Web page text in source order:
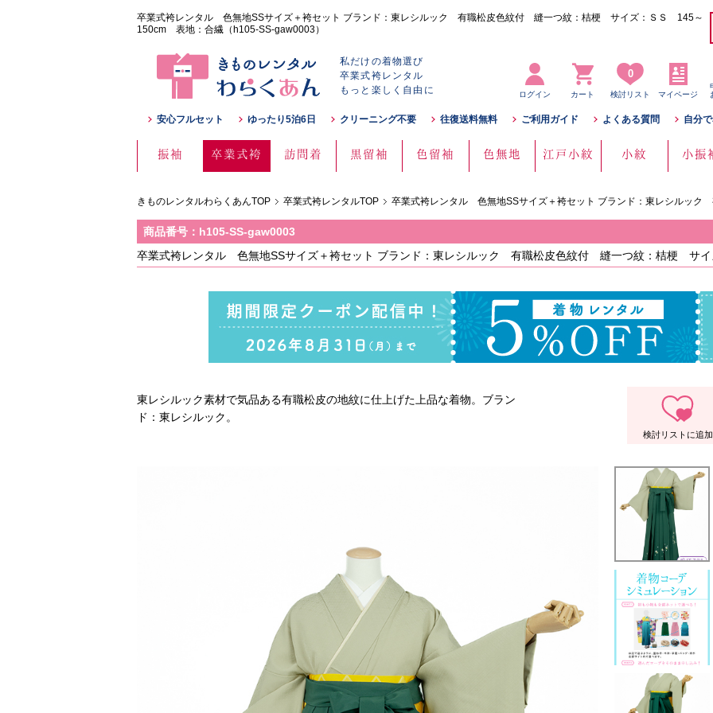
卒業式袴レンタル 色無地SSサイズ＋袴セット ブランド：東レシルック 有職松皮色紋付 縫一つ紋：桔梗 サイズ：ＳＳ 145～
150cm 表地：合繊（h105-SS-gaw0003）
私だけの着物選び
卒業式袴レンタル
もっと楽しく自由に
ログイン カート
0
検討リスト マイページ
安心フルセット ゆったり5泊6日 クリーニング不要 往復送料無料 ご利用ガイド よくある質問 自分
振袖 卒業式袴 訪問着 黒留袖 色留袖 色無地 江戸小紋 小紋 小振
きものレンタルわらくあんTOP 卒業式袴レンタルTOP 卒業式袴レンタル 色無地SSサイズ＋袴セット ブランド：東レシルッ
商品番号：h105-SS-gaw0003
卒業式袴レンタル 色無地SSサイズ＋袴セット ブランド：東レシルック 有職松皮色紋付 縫一つ紋：桔梗 サ
東レシルック素材で気品ある有職松皮の地紋に仕上げた上品な着物。ブラン
ド：東レシルック。